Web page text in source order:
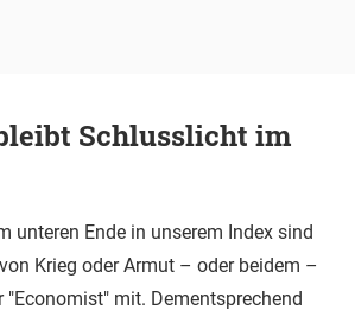
Schlusslicht im
unteren Ende in unserem Index sind
Krieg oder Armut – oder beidem –
"Economist" mit. Dementsprechend